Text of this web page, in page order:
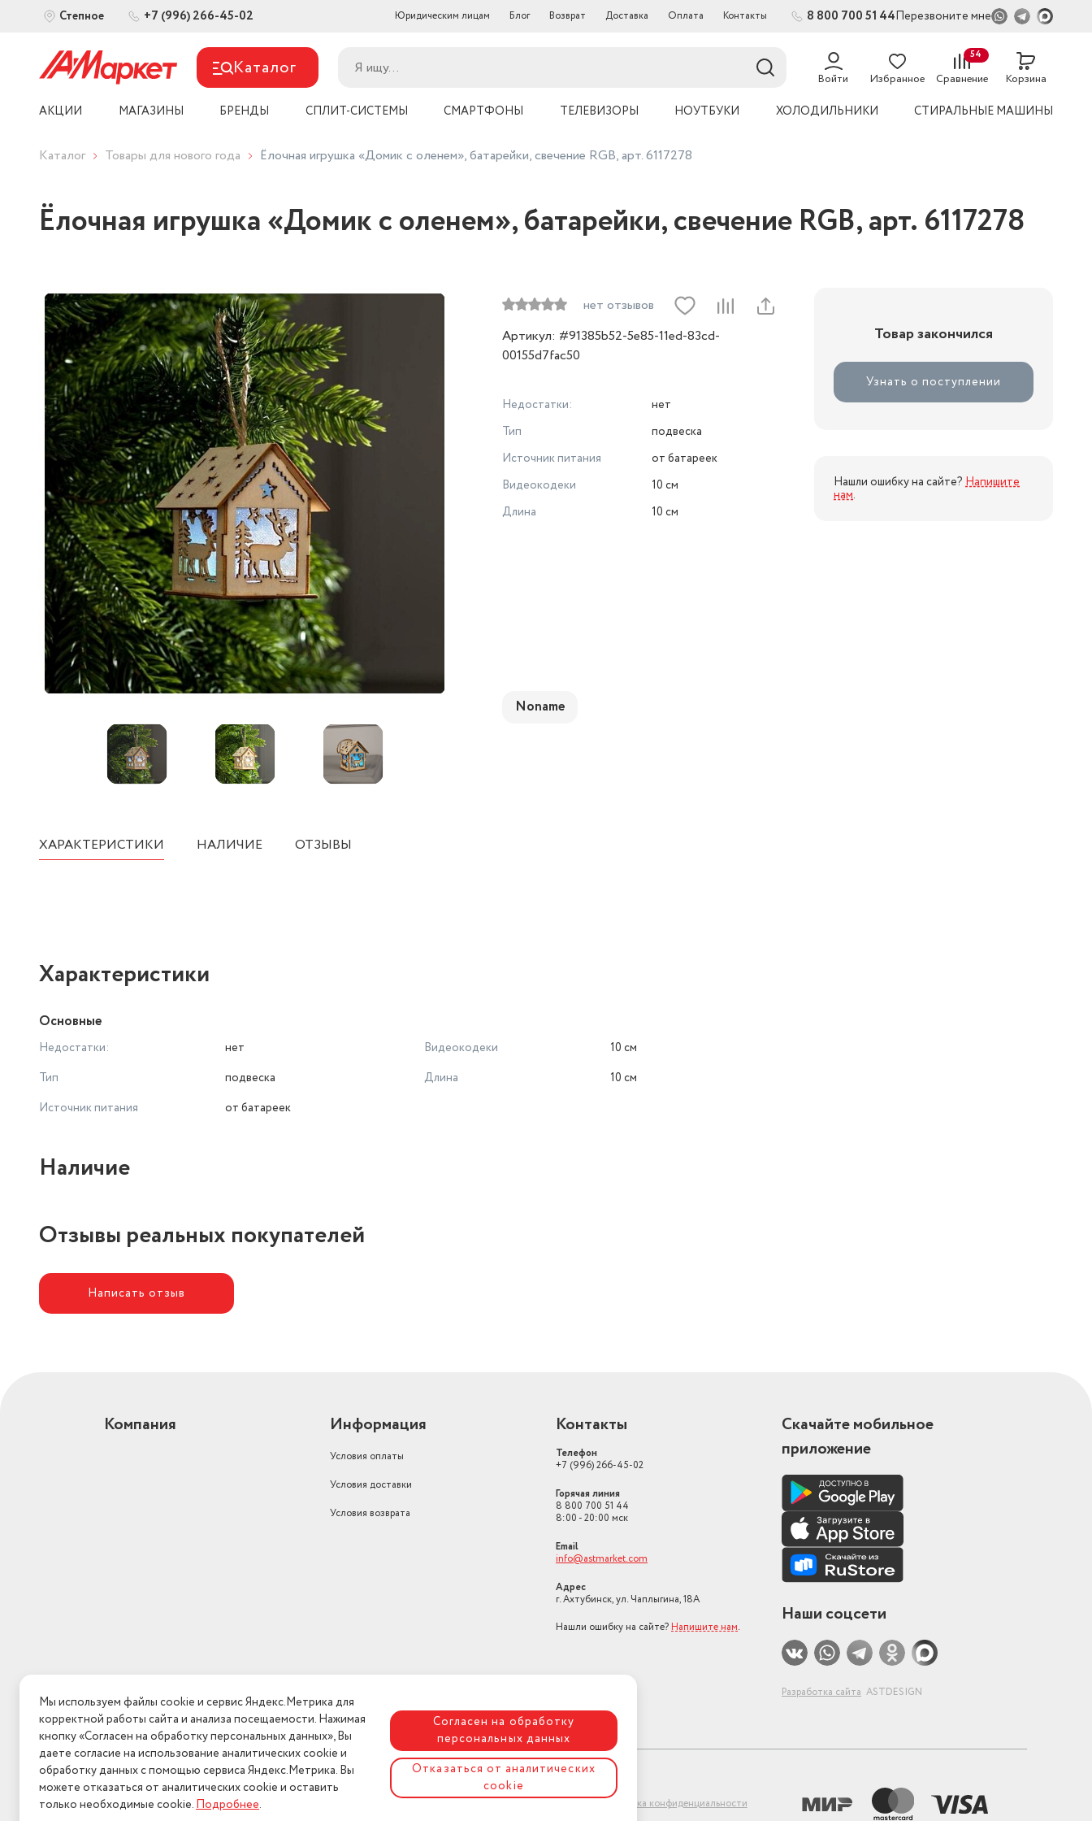
Степное +7 (996) 266-45-02 Юридическим лицам Блог Возврат Доставка Оплата Контакты 8 800 700 51 44Перезвоните мне
Каталог Войти Избранное Сравнение
54
Корзина
АКЦИИ МАГАЗИНЫ БРЕНДЫ СПЛИТ-СИСТЕМЫ СМАРТФОНЫ ТЕЛЕВИЗОРЫ НОУТБУКИ ХОЛОДИЛЬНИКИ СТИРАЛЬНЫЕ МАШИНЫ
Каталог Товары для нового года Ёлочная игрушка «Домик с оленем», батарейки, свечение RGB, арт. 6117278
Ёлочная игрушка «Домик с оленем», батарейки, свечение RGB, арт. 6117278
нет отзывов
Артикул: #91385b52-5e85-11ed-83cd-
00155d7fac50
Недостатки:
нет
Тип
подвеска
Источник питания
от батареек
Видеокодеки
10 см
Длина
10 см
Noname
Товар закончился
Узнать о поступлении
Нашли ошибку на сайте? Напишите
нам.
ХАРАКТЕРИСТИКИ НАЛИЧИЕ ОТЗЫВЫ
Характеристики
Основные
Недостатки:
нет
Тип
подвеска
Источник питания
от батареек
Видеокодеки
10 см
Длина
10 см
Наличие
Отзывы реальных покупателей
Написать отзыв
Компания Информация
Условия оплаты
Условия доставки
Условия возврата
Контакты
Телефон
+7 (996) 266-45-02
Горячая линия
8 800 700 51 44
8:00 - 20:00 мск
Email
info@astmarket.com
Адрес
г. Ахтубинск, ул. Чаплыгина, 18А
Нашли ошибку на сайте? Напишите нам.
Скачайте мобильное
приложение
Наши соцсети
Разработка сайта ASTDESIGN
Политика конфиденциальности
Мы используем файлы cookie и сервис Яндекс.Метрика для
корректной работы сайта и анализа посещаемости. Нажимая
кнопку «Согласен на обработку персональных данных», Вы
даете согласие на использование аналитических cookie и
обработку данных с помощью сервиса Яндекс.Метрика. Вы
можете отказаться от аналитических cookie и оставить
только необходимые cookie.Подробнее.
Согласен на обработку
персональных данных
Отказаться от аналитических
cookie